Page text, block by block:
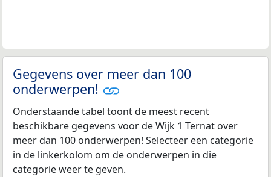
Gegevens over meer dan 100
onderwerpen!
Onderstaande tabel toont de meest recent
beschikbare gegevens voor de Wijk 1 Ternat over
meer dan 100 onderwerpen! Selecteer een categorie
in de linkerkolom om de onderwerpen in die
categorie weer te geven.